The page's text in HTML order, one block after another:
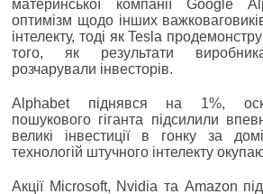
материнської компанії Google
оптимізм щодо інших
інтелекту, тоді як Tesla
того, як результати
розчарували інвесторів.
Alphabet піднявся на 1%,
пошукового гіганта підсилили
великі інвестиції в гонку за
технологій штучного інтелекту
Акції Microsoft, Nvidia та Amazon